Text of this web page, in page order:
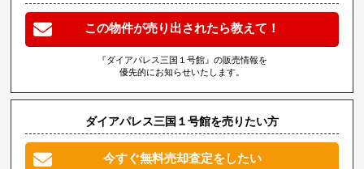
この物件が売り出されたら教えて！
『ダイアパレス三国１号館』の販売情報を
優先的にお知らせいたします。
ダイアパレス三国１号館を売りたい方
今すぐ無料売却査定をしたい